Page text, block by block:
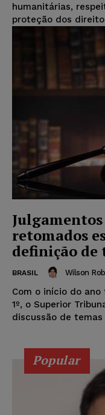
humanitárias,
proteção dos
Julgamentos
retomados
definição de
BRASIL Wilson
Com o início do
1º, o Superior
discussão de temas
Popular